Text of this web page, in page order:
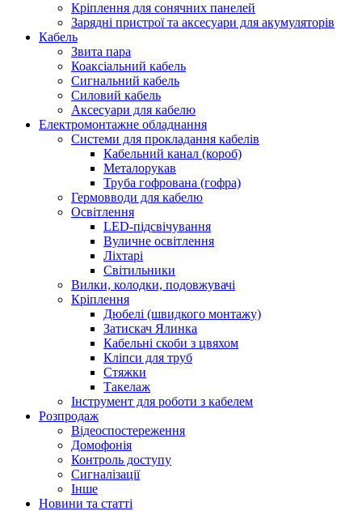
Кріплення для сонячних панелей
Зарядні пристрої та аксесуари для акумуляторів
Кабель
Звита пара
Коаксіальний кабель
Сигнальний кабель
Силовий кабель
Аксесуари для кабелю
Електромонтажне обладнання
Системи для прокладання кабелів
Кабельний канал (короб)
Металорукав
Труба гофрована (гофра)
Гермовводи для кабелю
Освітлення
LED-підсвічування
Вуличне освітлення
Ліхтарі
Світильники
Вилки, колодки, подовжувачі
Кріплення
Дюбелі (швидкого монтажу)
Затискач Ялинка
Кабельні скоби з цвяхом
Кліпси для труб
Стяжки
Такелаж
Інструмент для роботи з кабелем
Розпродаж
Відеоспостереження
Домофонія
Контроль доступу
Сигналізації
Інше
Новини та статті